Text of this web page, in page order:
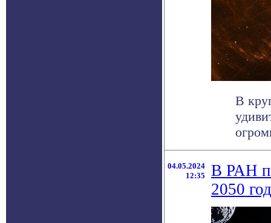
В
04.05.2024
12:35
В РАН
2050